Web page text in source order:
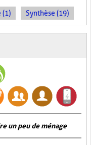
(1) Synthèse (19)
un peu de ménage